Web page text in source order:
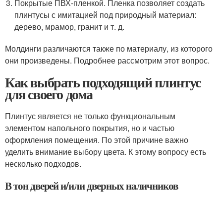
Покрытые ПВХ-пленкой. Пленка позволяет создать
плинтусы с имитацией под природный материал:
дерево, мрамор, гранит и т. д.
Молдинги различаются также по материалу, из которого
они произведены. Подробнее рассмотрим этот вопрос.
Как выбрать подходящий плинтус
для своего дома
Плинтус является не только функциональным
элементом напольного покрытия, но и частью
оформления помещения. По этой причине важно
уделить внимание выбору цвета. К этому вопросу есть
несколько подходов.
В тон дверей и/или дверных наличников